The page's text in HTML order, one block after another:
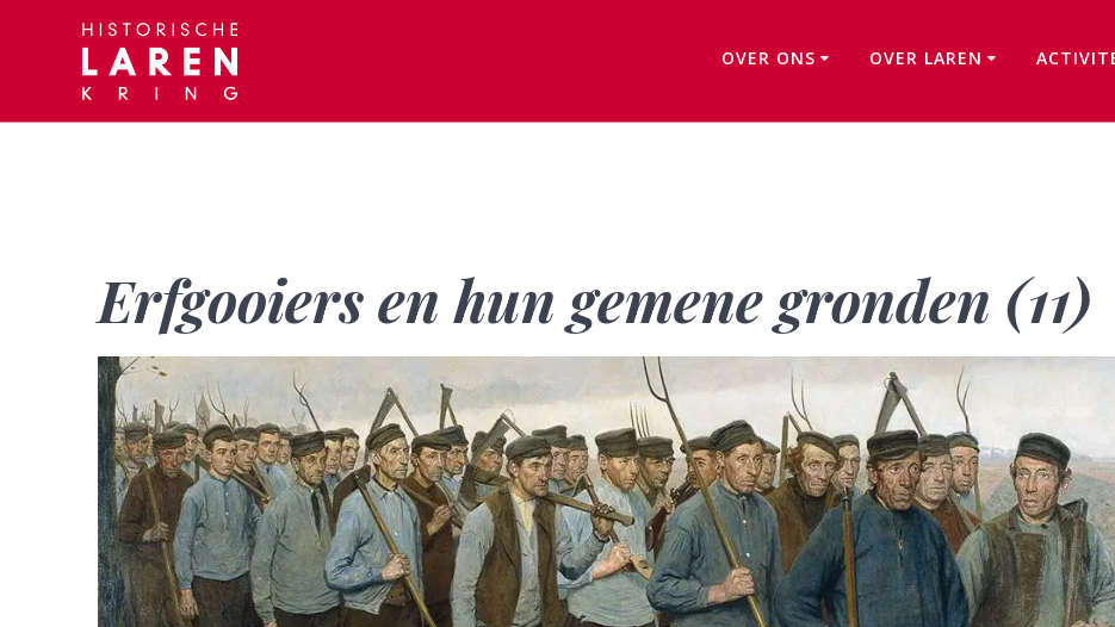
OVER ONS OVER LAREN
Erfgooiers en hun gemene gronden (11)